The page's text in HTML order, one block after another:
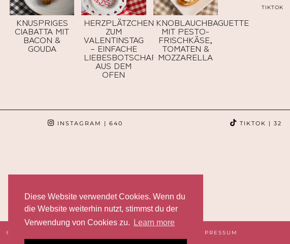
Diese Website verwendet Cookies. Wenn du
die Website weiterhin nutzt, stimmst du der
Verwendung von Cookies zu.
Learn more
KNUSPRIGES
CIABATTA MIT
BACON &
GOUDA
HERZPLÄTZCHEN
ZUM
VALENTINSTAG
– EINFACHE
LIEBESBOTSCHAFTEN
AUS DEM
OFEN
KNOBLAUCHBAGUETTE
MIT PESTO-
FRISCHKÄSE,
TOMATEN &
MOZZARELLA
TIKTOK
INSTAGRAM | 640 TIKTOK | 32
© 2026 IMPRESSUM